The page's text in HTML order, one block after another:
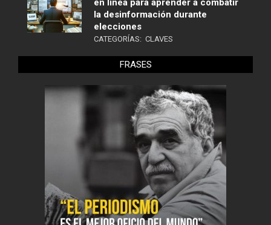
en línea para aprender a combatir
la desinformación durante
elecciones
CATEGORÍAS: CLAVES
FRASES